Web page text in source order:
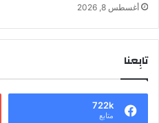
أغسطس 8, 2026
تابِعنا
722k
متابع